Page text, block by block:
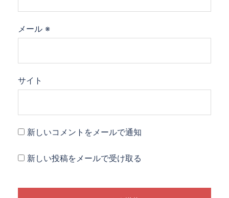
メール ※
サイト
新しいコメントをメールで通知
新しい投稿をメールで受け取る